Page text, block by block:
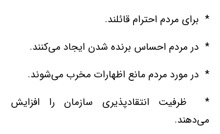
* برای مردم احترام قائلند.
* در مردم احساس برنده شدن ایجاد می‌کنند.
* در مورد مردم مانع اظهارات مخرب می‌شوند.
* ظرفیت انتقادپذیری سازمان را افزایش
می‌دهند.